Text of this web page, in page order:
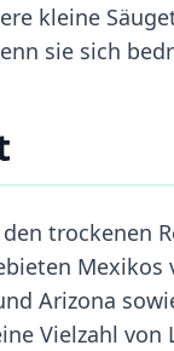
kleine
sie sich
trockenen
Arizona
Vielzahl